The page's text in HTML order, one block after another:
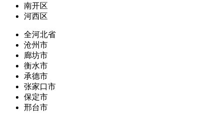
南开区
河西区
全河北省
沧州市
廊坊市
衡水市
承德市
张家口市
保定市
邢台市